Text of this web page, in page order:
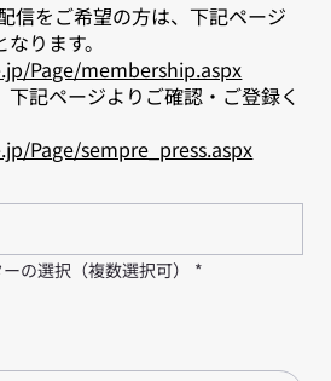
信をご希望の方は、下記ページ
ります。
Page/membership.aspx
下記ページよりご確認・ご登録く
Page/sempre_press.aspx
の選択（複数選択可）
*